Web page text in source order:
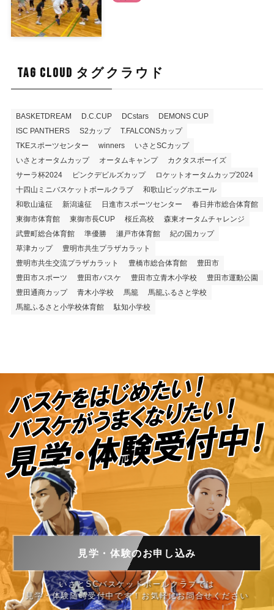
TAG CLOUD タグクラウド
BASKETDREAM D.C.CUP DCstars
DEMONS CUP
ISC PANTHERS
S2カップ
T.FALCONSカップ
TKEスポーツセンター
winners
いさとSCカップ
いさとオータムカップ
オータムキャンプ
カクタスボーイズ
サーラ杯2024
ピンクデビルズカップ
ロケットオータムカップ2024
十四山ミニバスケットボールクラブ
和歌山ビッグホエール
和歌山遠征
新潟遠征 日進市スポーツセンター
春日井市総合体育館
東御市体育館
東御市長CUP 桜丘高校
森東オータムチャレンジ
武豊町総合体育館
準優勝 瀬戸市体育館
紀の国カップ
草津カップ
豊明市共生プラザカラット
豊明市共生交流プラザカラット
豊橋市総合体育館
豊田市
豊田市スポーツ
豊田市バスケ 豊田市立青木小学校
豊田市運動公園
豊田通商カップ
青木小学校 馬籠
馬籠ふるさと学校
馬籠ふるさと小学校体育館
駄知小学校
見学・体験のお申し込み
いさとSCバスケットボールクラブでは
見学・体験随時受付中です！お気軽にお問合せください